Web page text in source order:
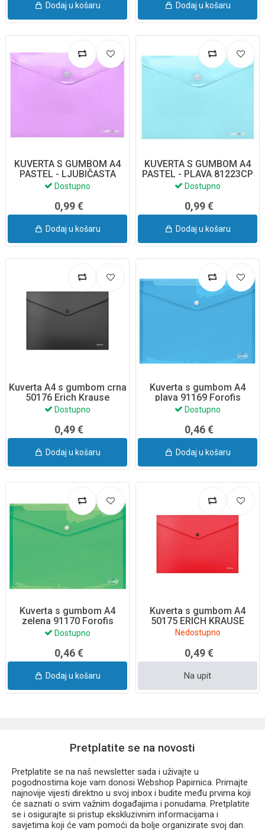
Dodaj u košaru Dodaj u košaru
KUVERTA S GUMBOM A4
PASTEL - LJUBIČASTA
81193CP
Dostupno
0,99 €
Dodaj u košaru
KUVERTA S GUMBOM A4
PASTEL - PLAVA 81223CP
Dostupno
0,99 €
Dodaj u košaru
Kuverta A4 s gumbom crna
50176 Erich Krause
Dostupno
0,49 €
Dodaj u košaru
Kuverta s gumbom A4
plava 91169 Forofis
Dostupno
0,46 €
Dodaj u košaru
Kuverta s gumbom A4
zelena 91170 Forofis
Dostupno
0,46 €
Dodaj u košaru
Kuverta s gumbom A4
50175 ERICH KRAUSE
Nedostupno
0,49 €
Na upit
Pretplatite se na novosti
Pretplatite se na naš newsletter sada i uživajte u
pogodnostima koje vam donosi Webshop Papirnica. Primajte
najnovije vijesti direktno u svoj inbox i budite među prvima koji
će saznati o svim važnim događajima i ponudama. Pretplatite
se i osigurajte si pristup ekskluzivnim informacijama i
savjetima koji će vam pomoći da bolje organizirate svoj dan.